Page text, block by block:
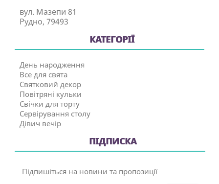
вул. Мазепи 81
Рудно, 79493
КАТЕГОРІЇ
День народження
Все для свята
Святковий декор
Повітряні кульки
Свічки для торту
Сервірування столу
Дівич вечір
ПІДПИСКА
Підпишіться на новини та пропозиції